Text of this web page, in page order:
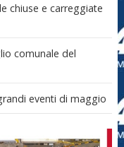
chiuse e carreggiate
comunale del
eventi di maggio